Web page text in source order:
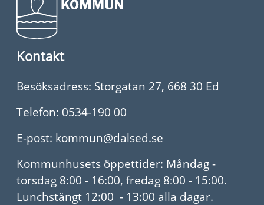
Kontakt
Besöksadress: Storgatan 27, 668 30 Ed
Telefon: 0534-190 00
E-post: kommun@dalsed.se
Kommunhusets öppettider: Måndag -
torsdag 8:00 - 16:00, fredag 8:00 - 15:00.
Lunchstängt 12:00 - 13:00 alla dagar.